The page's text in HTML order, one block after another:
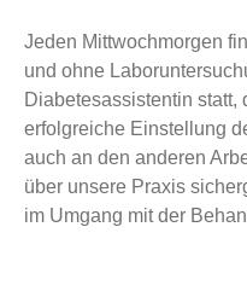
Jeden Mittwochmorgen
und ohne
Diabetesassistentin
erfolgreiche Einstellung
auch an den anderen
über unsere Praxis
im Umgang mit der